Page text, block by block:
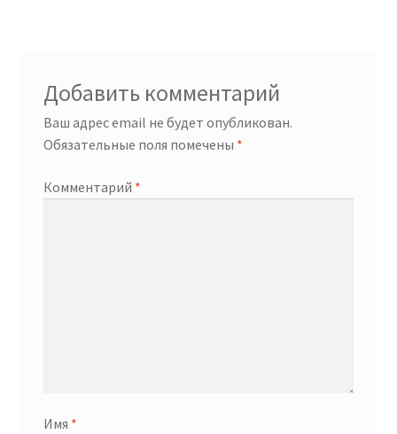
Добавить комментарий
Ваш адрес email не будет опубликован.
Обязательные поля помечены *
Комментарий *
Имя *